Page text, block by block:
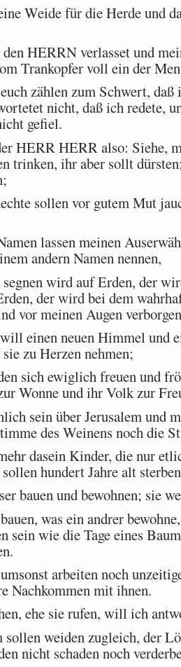
Weide für die Herde und
HERRN verlasset und
Trankopfer voll ein der
zählen zum Schwert,
nicht, daß ich redete,
gefiel.
HERR HERR also: Siehe,
trinken, ihr aber sollt
sollen vor gutem Mut
lassen meinen
andern Namen nennen,
wird auf Erden, der
der wird bei dem
vor meinen Augen
einen neuen Himmel und
zu Herzen nehmen;
sich ewiglich freuen und
Wonne und ihr Volk zur
sein über Jerusalem und
des Weinens noch die
dasein Kinder, die nur
hundert Jahre alt
bauen und bewohnen; sie
was ein andrer
sein wie die Tage eines
arbeiten noch
Nachkommen mit ihnen.
ehe sie rufen, will ich
weiden zugleich, der
nicht schaden noch